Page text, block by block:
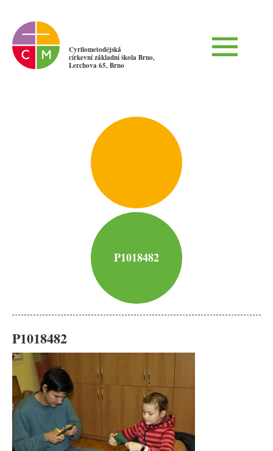
Cyrilometodějská
církevní základní škola Brno,
Lerchova 65, Brno
P1018482
P1018482